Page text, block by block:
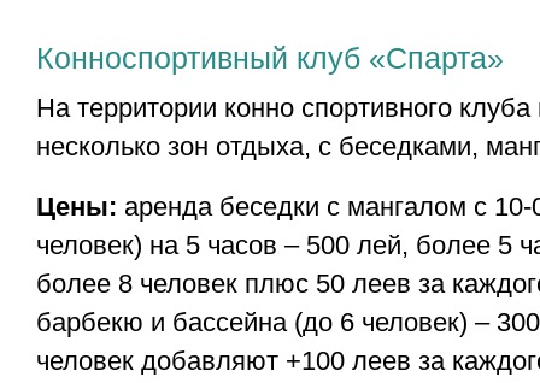
Конноспортивный клуб «Спарта»
На территории конно спортивного
несколько зон отдыха, с беседками,
Цены: аренда беседки с мангалом с
человек) на 5 часов – 500 лей, более 5
более 8 человек плюс 50 леев за
барбекю и бассейна (до 6 человек) –
человек добавляют +100 леев за